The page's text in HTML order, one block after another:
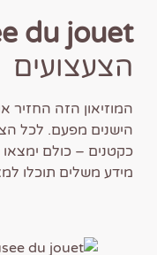
du jouet
הצעצועים
המוזיאון הזה החזיר
הישנים מפעם. לכל
כקטנים – כולם
מידע משלים תוכלו